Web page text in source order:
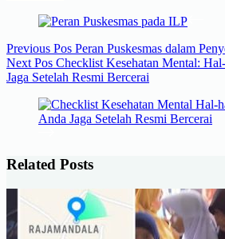
Previous Pos Peran Puskesmas dalam
Next Pos Checklist Kesehatan Mental:
Jaga Setelah Resmi Bercerai
Related Posts